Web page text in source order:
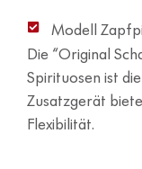
Modell
Die “Original
Spirituosen ist
Zusatzgerät
Flexibilität.